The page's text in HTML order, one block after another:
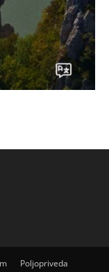
Poljopriveda